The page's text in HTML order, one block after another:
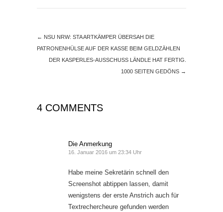
← NSU NRW: STA ARTKÄMPER ÜBERSAH DIE
PATRONENHÜLSE AUF DER KASSE BEIM GELDZÄHLEN
DER KASPERLES-AUSSCHUSS LÄNDLE HAT FERTIG.
1000 SEITEN GEDÖNS →
4 COMMENTS
Die Anmerkung
16. Januar 2016 um 23:34 Uhr
Habe meine Sekretärin schnell den
Screenshot abtippen lassen, damit
wenigstens der erste Anstrich auch für
Textrechercheure gefunden werden